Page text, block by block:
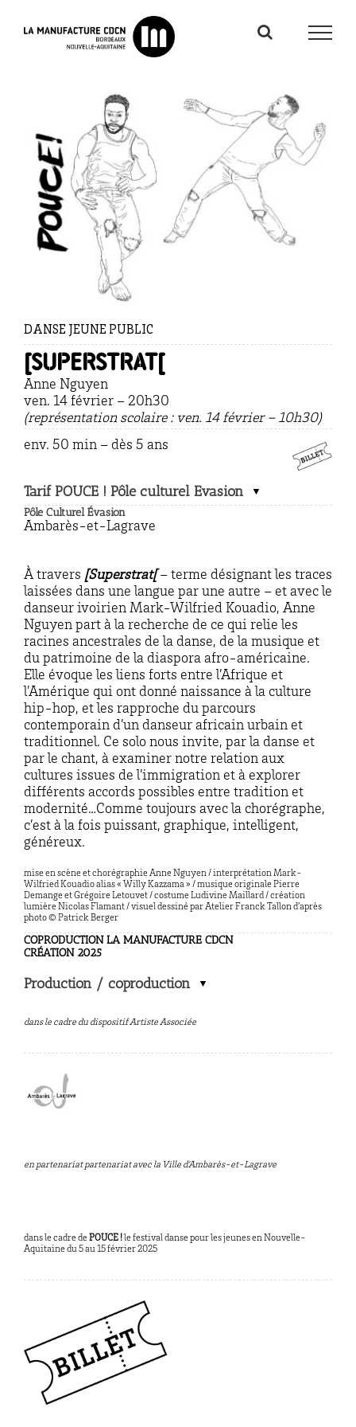
DANSE JEUNE PUBLIC
[SUPERSTRAT[
Anne Nguyen
ven. 14 février – 20h30
(représentation scolaire : ven. 14 février – 10h30)
env. 50 min – dès 5 ans
Tarif POUCE ! Pôle culturel Evasion
Pôle Culturel Évasion
Ambarès-et-Lagrave
À travers [Superstrat[– terme désignant les traces
laissées dans une langue par une autre – et avec le
danseur ivoirien Mark-Wilfried Kouadio, Anne
Nguyen part à la recherche de ce qui relie les
racines ancestrales de la danse, de la musique et
du patrimoine de la diaspora afro-américaine.
Elle évoque les liens forts entre l’Afrique et
l’Amérique qui ont donné naissance à la culture
hip-hop, et les rapproche du parcours
contemporain d’un danseur africain urbain et
traditionnel. Ce solo nous invite, par la danse et
par le chant, à examiner notre relation aux
cultures issues de l’immigration et à explorer
différents accords possibles entre tradition et
modernité…Comme toujours avec la chorégraphe,
c’est à la fois puissant, graphique, intelligent,
généreux.
mise en scène et chorégraphie Anne Nguyen / interprétation Mark-
Wilfried Kouadio alias « Willy Kazzama » / musique originale Pierre
Demange et Grégoire Letouvet / costume Ludivine Maillard/ création
lumière Nicolas Flamant / visuel dessiné par Atelier Franck Tallon d’après
photo © Patrick Berger
COPRODUCTION LA MANUFACTURE CDCN
CRÉATION 2025
Production / coproduction
dans le cadre du dispositif Artiste Associée
en partenariat partenariat avec la Ville d’Ambarès-et-Lagrave
dans le cadre de POUCE ! le festival danse pour les jeunes en Nouvelle-
Aquitaine du 5 au 15 février 2025